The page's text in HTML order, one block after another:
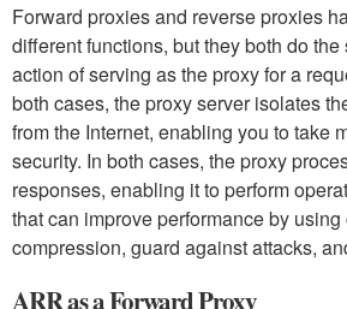
Forward proxies and reverse proxies
different functions, but they both do
action of serving as the proxy for a
both cases, the proxy server isolates
from the Internet, enabling you to take
security. In both cases, the proxy
responses, enabling it to perform
that can improve performance by
compression, guard against attacks,
ARR as a Forward Proxy